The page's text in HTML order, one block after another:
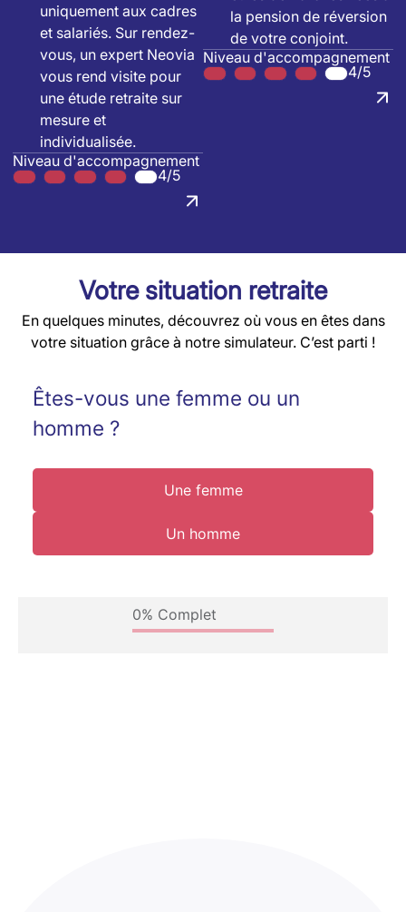
uniquement aux cadres
et salariés. Sur rendez-
vous, un expert Neovia
vous rend visite pour
une étude retraite sur
mesure et
individualisée.
Niveau d'accompagnement
4/5
la pension de réversion
de votre conjoint.
Niveau d'accompagnement
4/5
Votre situation retraite
En quelques minutes, découvrez où vous en êtes dans
votre situation grâce à notre simulateur. C’est parti !